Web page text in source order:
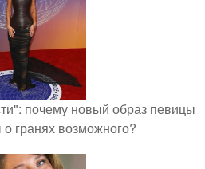
почему новый образ певицы
гранях возможного?